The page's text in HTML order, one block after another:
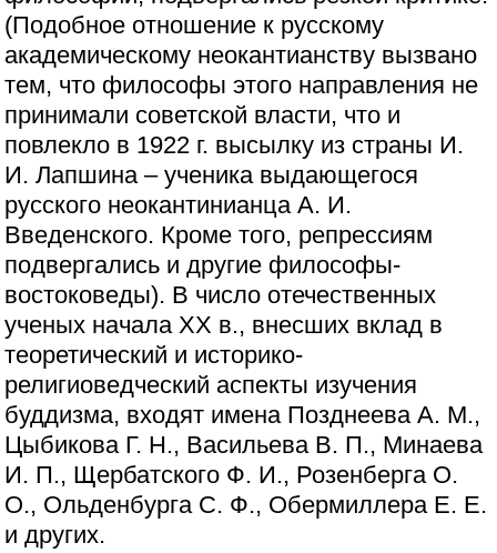
(Подобное отношение к русскому
академическому неокантианству вызвано
тем, что философы этого направления не
принимали советской власти, что и
повлекло в 1922 г. высылку из страны И.
И. Лапшина – ученика выдающегося
русского неокантинианца А. И.
Введенского. Кроме того, репрессиям
подвергались и другие философы-
востоковеды). В число отечественных
ученых начала XX в., внесших вклад в
теоретический и историко-
религиоведческий аспекты изучения
буддизма, входят имена Позднеева А. М.,
Цыбикова Г. Н., Васильева В. П., Минаева
И. П., Щербатского Ф. И., Розенберга О.
О., Ольденбурга С. Ф., Обермиллера Е. Е.
и других.